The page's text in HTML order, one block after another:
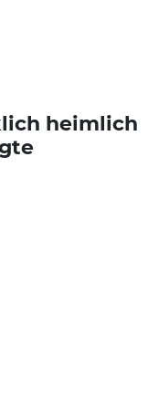
heimlich